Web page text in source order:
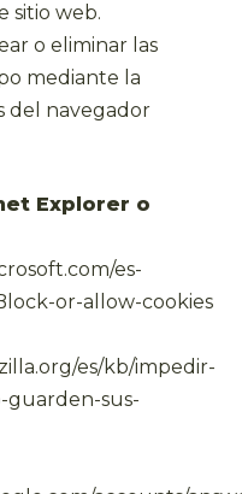
sitio web.
o eliminar las
mediante la
del navegador
Explorer o
es-
or-allow-cookies
es/kb/impedir-
guarden-sus-